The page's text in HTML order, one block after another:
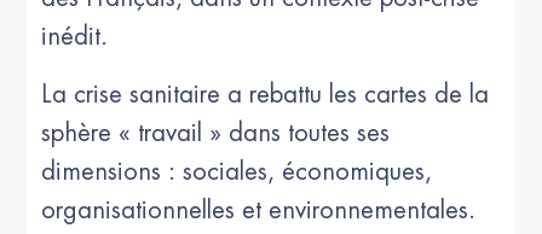
inédit.
La crise sanitaire a rebattu les cartes de la
sphère « travail » dans toutes ses
dimensions : sociales, économiques,
organisationnelles et environnementales.